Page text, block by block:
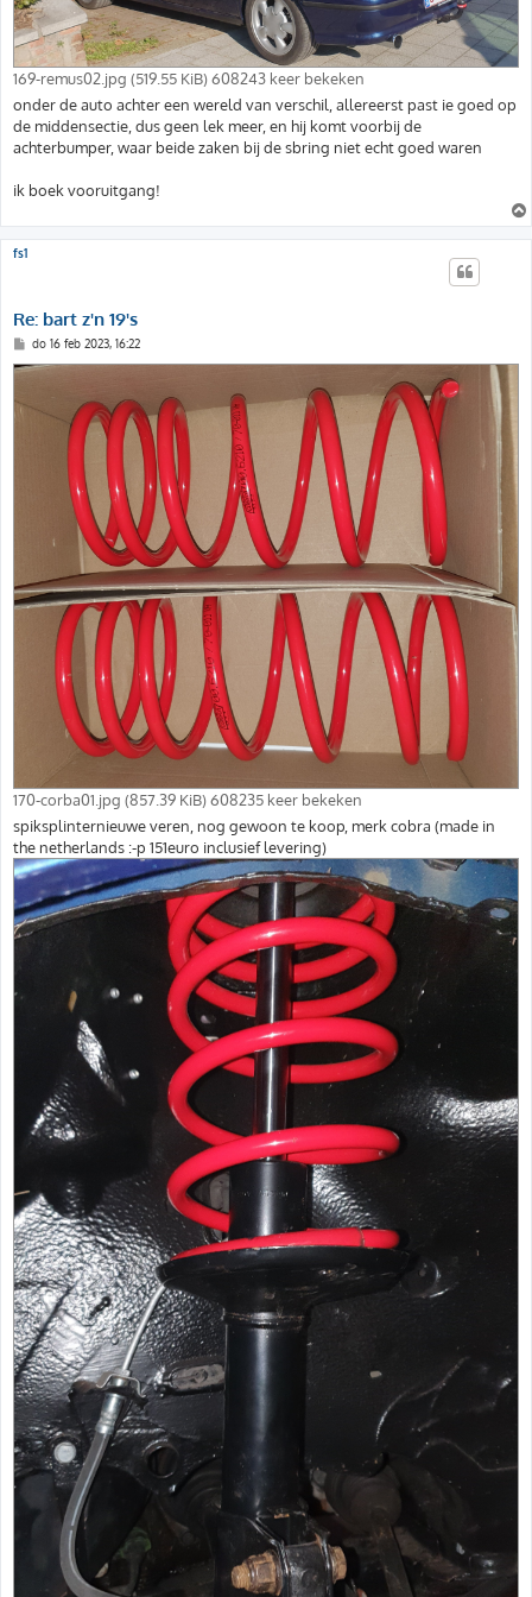
169-remus02.jpg (519.55 KiB) 608243 keer bekeken
onder de auto achter een wereld van verschil, allereerst past ie goed op
de middensectie, dus geen lek meer, en hij komt voorbij de
achterbumper, waar beide zaken bij de sbring niet echt goed waren
ik boek vooruitgang!
fs1
Re: bart z'n 19's
B
r
h
do 16 feb 2023, 16:22
170-corba01.jpg (857.39 KiB) 608235 keer bekeken
spiksplinternieuwe veren, nog gewoon te koop, merk cobra (made in
the netherlands :-p 151euro inclusief levering)